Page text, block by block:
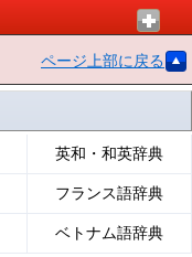
ページ上部に戻る
英和・和英辞典
フランス語辞典
ベトナム語辞典